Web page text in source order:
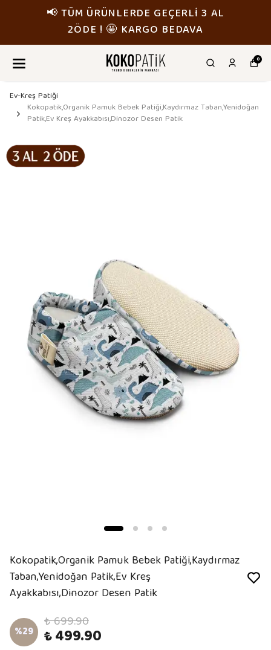
📢 TÜM ÜRÜNLERDE GEÇERLİ 3 AL
2ÖDE ! 🤩 KARGO BEDAVA
0
Ev-Kreş Patiği
Kokopatik,Organik Pamuk Bebek Patiği,Kaydırmaz Taban,Yenidoğan
Patik,Ev Kreş Ayakkabısı,Dinozor Desen Patik
Kokopatik,Organik Pamuk Bebek Patiği,Kaydırmaz
Taban,Yenidoğan Patik,Ev Kreş
Ayakkabısı,Dinozor Desen Patik
%29 ₺ 699.90
₺ 499.90